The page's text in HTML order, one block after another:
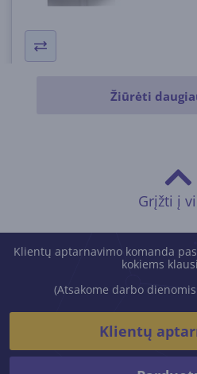
Žiūrėti
Grįžti į
Klientų aptarnavimo komanda
kokiems
(Atsakome darbo
Klientų